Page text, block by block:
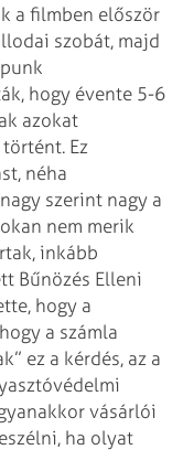
a filmben először
szobát, majd
hogy évente 5-6
azokat
Ez
néha
szerint nagy a
nem merik
inkább
Bűnözés Elleni
hogy a
a számla
ez a kérdés, az a
vásárlói
ha olyat